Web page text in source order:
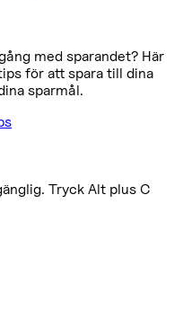
med sparandet? Här
för att spara till dina
sparmål.
Tryck Alt plus C